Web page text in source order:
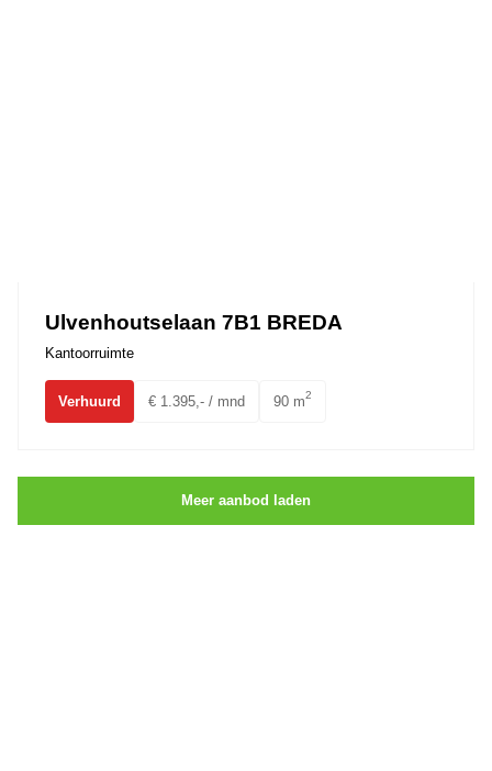
Ulvenhoutselaan 7B1 BREDA
Kantoorruimte
Verhuurd € 1.395,- / mnd 90 m2
Meer aanbod laden